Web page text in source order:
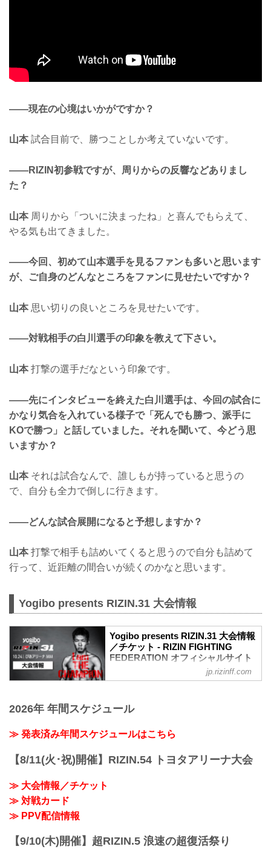
——現在の心境はいかがですか？
山本試合目前で、勝つことしか考えていないです。
——RIZIN初参戦ですが、周りからの反響などありまし
た？
山本周りから「ついに決まったね」と喜んでもらえて、
やる気も出てきました。
——今回、初めて山本選手を見るファンも多いと思います
が、ご自身のどんなところをファンに見せたいですか？
山本思い切りの良いところを見せたいです。
——対戦相手の白川選手の印象を教えて下さい。
山本打撃の選手だなという印象です。
——先にインタビューを終えた白川選手は、今回の試合に
かなり気合を入れている様子で「死んでも勝つ、派手に
KOで勝つ」と話していました。それを聞いて、今どう思
いますか？
山本それは試合なんで、誰しもが持っていると思うの
で、自分も全力で倒しに行きます。
——どんな試合展開になると予想しますか？
山本打撃で相手も詰めいてくると思うので自分も詰めて
行って、近距離の間合いが続くのかなと思います。
Yogibo presents RIZIN.31 大会情報
Yogibo presents RIZIN.31 大会情報
／チケット - RIZIN FIGHTING
FEDERATION オフィシャルサイト
日時
開始
19:00〜20:00頃
※試合内容、イベント進行によって終了
!1m18!1m12!1m3!1d3249.958551664571!
2d139.62652771477258!3d35.4558205499
jp.rizinff.com
2026年 年間スケジュール
≫ 発表済み年間スケジュールはこちら
【8/11(火･祝)開催】RIZIN.54 トヨタアリーナ大会
≫ 大会情報／チケット
≫ 対戦カード
≫ PPV配信情報
【9/10(木)開催】超RIZIN.5 浪速の超復活祭り